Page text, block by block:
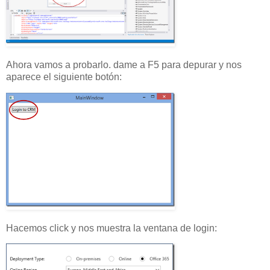
Ahora vamos a probarlo. dame a F5 para depurar y nos
aparece el siguiente botón:
Hacemos click y nos muestra la ventana de login: